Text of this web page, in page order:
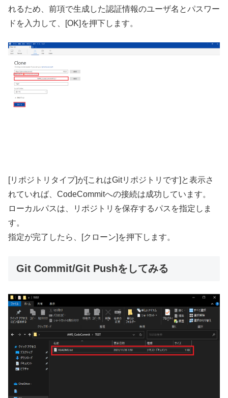
れるため、前項で生成した認証情報のユーザ名とパスワー
ドを入力して、[OK]を押下します。
[リポジトリタイプ]が[これはGitリポジトリです]と表示さ
れていれば、CodeCommitへの接続は成功しています。
ローカルパスは、リポジトリを保存するパスを指定しま
す。
指定が完了したら、[クローン]を押下します。
Git Commit/Git Pushをしてみる